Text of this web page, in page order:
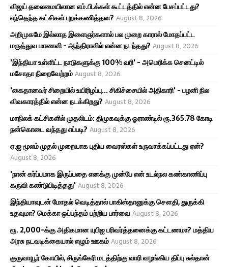
விஜய் தலைமையிலான எம்.பி.க்கள் கூட்டத்தில் என்ன பேசப்பட்டது?
எந்தெந்த கட்சிகள் புறக்கணித்தன? August 8, 2026
அறிமுகமே இல்லாத இளைஞர்களால் பல முறை காரால் மோதப்பட்ட
மருத்துவ மாணவி - ஆந்திராவில் என்ன நடந்தது? August 8, 2026
'இந்தியா உள்ளிட்ட நாடுகளுக்கு 100% வரி' - அமெரிக்க செனட்டில்
மசோதா நிறைவேற்றம்August 8, 2026
'கைதானவர் சிறையில் உயிரிழப்பு... சிகிச்சையில் அதிகாரி' - பழனி நில
விவகாரத்தில் என்ன நடக்கிறது? August 8, 2026
மாநிலக் கட்சிகளில் முதலிடம்: திமுகவுக்கு ஓராண்டில் ரூ.365.78 கோடி
நன்கொடை வந்தது எப்படி? August 8, 2026
ஏ.ஐ மூலம் முதல் முறையாக புதிய வைரஸ்கள் உருவாக்கப்பட்டது ஏன்?
August 8, 2026
'நான் கர்ப்பமாக இருப்பதை எனக்கு முன்பே என் உடல்நல கண்காணிப்பு
கருவி கண்டுபிடித்தது'August 8, 2026
இந்தியாவுடன் மோதல் வெடித்தால் பாகிஸ்தானுக்கு சௌதி, துருக்கி
உதவுமா? மெக்கா ஒப்பந்தம் பற்றிய பார்வைAugust 8, 2026
ரூ. 2,000-க்கு அதிகமான யுபிஐ பரிவர்த்தனைக்கு கட்டணமா? மத்திய
அரசு நடவடிக்கையால் எழும் ஊகம்August 8, 2026
குருவாயூர் கோயில், சிருங்கேரி மடத்திற்கு வாரி வழங்கிய திப்பு சுல்தான்